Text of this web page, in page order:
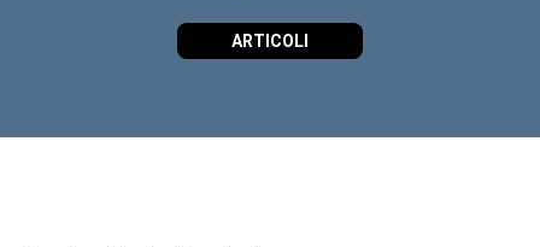
ARTICOLI